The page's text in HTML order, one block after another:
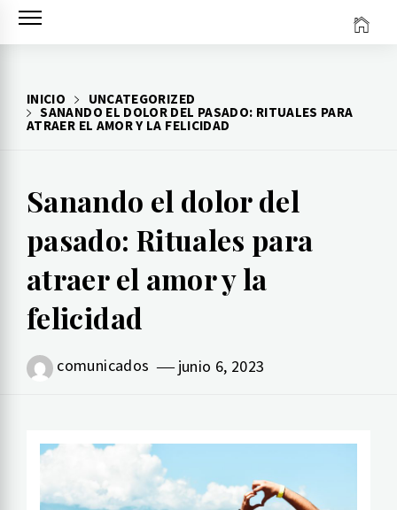
al
INICIO
UNCATEGORIZED
SANANDO EL DOLOR DEL PASADO: RITUALES PARA
ATRAER EL AMOR Y LA FELICIDAD
Sanando el dolor del
pasado: Rituales para
atraer el amor y la
felicidad
comunicados junio 6, 2023